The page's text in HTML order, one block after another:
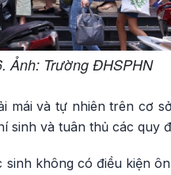
Ảnh: Trường ĐHSPHN
mái và tự nhiên trên cơ
sinh và tuân thủ các quy
không có điều kiện